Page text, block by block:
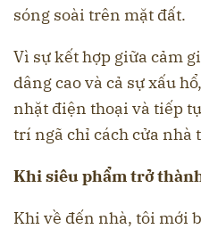
sóng soài trên mặt đất.
Vì sự kết hợp giữa cảm
dâng cao và cả sự xấu
nhặt điện thoại và tiếp
trí ngã chỉ cách cửa nhà
Khi siêu phẩm trở
Khi về đến nhà, tôi mới